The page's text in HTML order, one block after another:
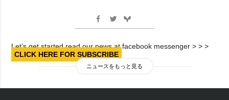
Let’s get started read our news at facebook messenger > > >
CLICK HERE FOR SUBSCRIBE
ニュースをもっと見る